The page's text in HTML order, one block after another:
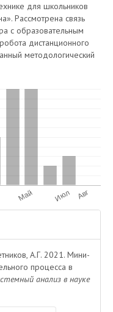
для школьников
Рассмотрена связь
с образовательным
дистанционного
методологический
А.Г. 2021. Мини-
процесса в
анализ в науке